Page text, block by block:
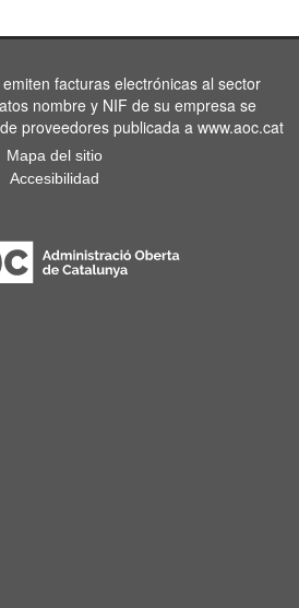
facturas electrónicas al sector
nombre y NIF de su empresa se
proveedores publicada a www.aoc.cat
Mapa del sitio
Accesibilidad